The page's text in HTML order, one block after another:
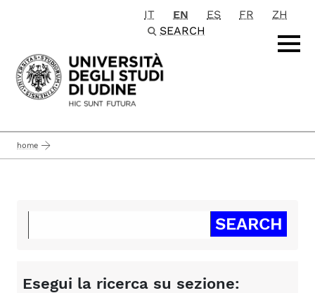
Passa al contenuto principale
IT EN ES FR
ZH
SEARCH
home
Esegui la ricerca su sezione: